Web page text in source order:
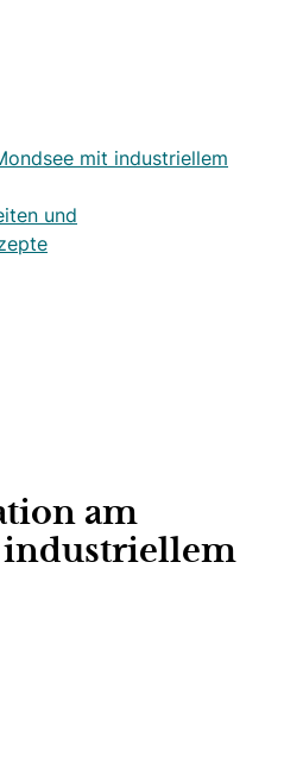
mit industriellem
und
am
industriellem